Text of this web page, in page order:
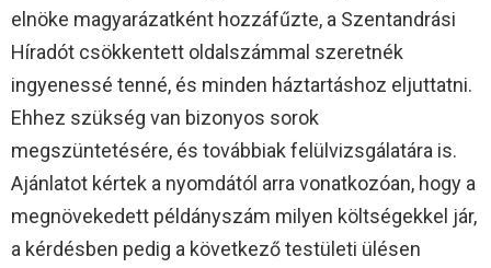
elnöke magyarázatként hozzáfűzte, a Szentandrási
Híradót csökkentett oldalszámmal szeretnék
ingyenessé tenné, és minden háztartáshoz eljuttatni.
Ehhez szükség van bizonyos sorok
megszüntetésére, és továbbiak felülvizsgálatára is.
Ajánlatot kértek a nyomdától arra vonatkozóan, hogy a
megnövekedett példányszám milyen költségekkel jár,
a kérdésben pedig a következő testületi ülésen